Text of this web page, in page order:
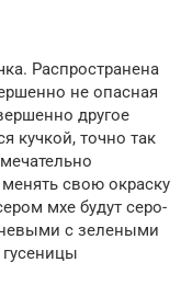
Распространена
не опасная
другое
кучкой, точно так
свою окраску
мхе будут серо-
с зелеными